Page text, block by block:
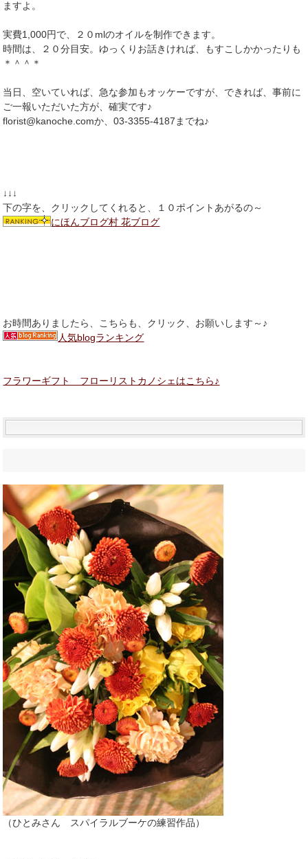
ますよ。
実費1,000円で、２０mlのオイルを制作できます。
時間は、２０分目安。ゆっくりお話きければ、もすこしかかったりも
＊＾＾＊
当日、空いていれば、急な参加もオッケーですが、できれば、事前に
ご一報いただいた方が、確実です♪
florist@kanoche.comか、03-3355-4187までね♪
↓↓↓
下の字を、クリックしてくれると、１０ポイントあがるの～
にほんブログ村 花ブログ
お時間ありましたら、こちらも、クリック、お願いします～♪
人気blogランキング
フラワーギフト フローリストカノシェはこちら♪
（ひとみさん スパイラルブーケの練習作品）